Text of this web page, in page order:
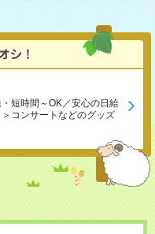
短時間～OK／安心の日給
コンサートなどのグッズ